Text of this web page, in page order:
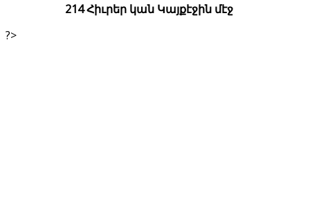
214 Հիւրեր կան Կայքէջին մէջ
?>